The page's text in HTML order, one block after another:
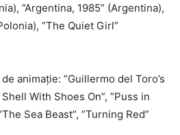
”Argentina, 1985” (Argentina),
”The Quiet Girl”
animaţie: ”Guillermo del Toro’s
With Shoes On”, ”Puss in
Sea Beast”, ”Turning Red”